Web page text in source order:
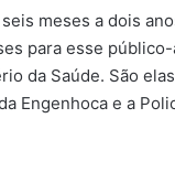
meses a dois
para esse
da Saúde. São
Engenhoca e a